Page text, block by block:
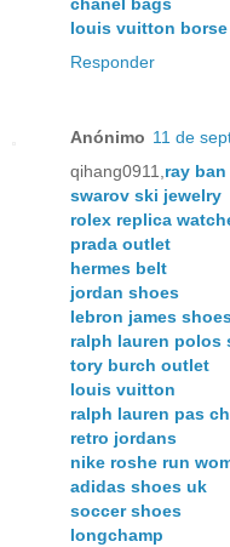
louis vuitton borse
Responder
Anónimo 11 de
qihang0911, ray
swarov ski jewelry
rolex replica
prada outlet
hermes belt
jordan shoes
lebron james
ralph lauren polos
tory burch outlet
louis vuitton
ralph lauren pas
retro jordans
nike roshe run
adidas shoes uk
soccer shoes
longchamp